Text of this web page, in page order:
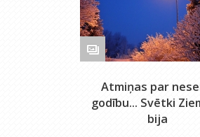
Atmiņas par
godību... Svētki
bija